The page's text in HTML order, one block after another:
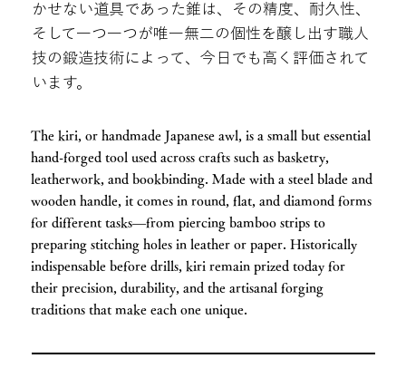
かせない道具であった錐は、その精度、耐久性、
そして一つ一つが唯一無二の個性を醸し出す職人
技の鍛造技術によって、今日でも高く評価されて
います。
The kiri, or handmade Japanese awl, is a small but essential
hand-forged tool used across crafts such as basketry,
leatherwork, and bookbinding. Made with a steel blade and
wooden handle, it comes in round, flat, and diamond forms
for different tasks—from piercing bamboo strips to
preparing stitching holes in leather or paper. Historically
indispensable before drills, kiri remain prized today for
their precision, durability, and the artisanal forging
traditions that make each one unique.